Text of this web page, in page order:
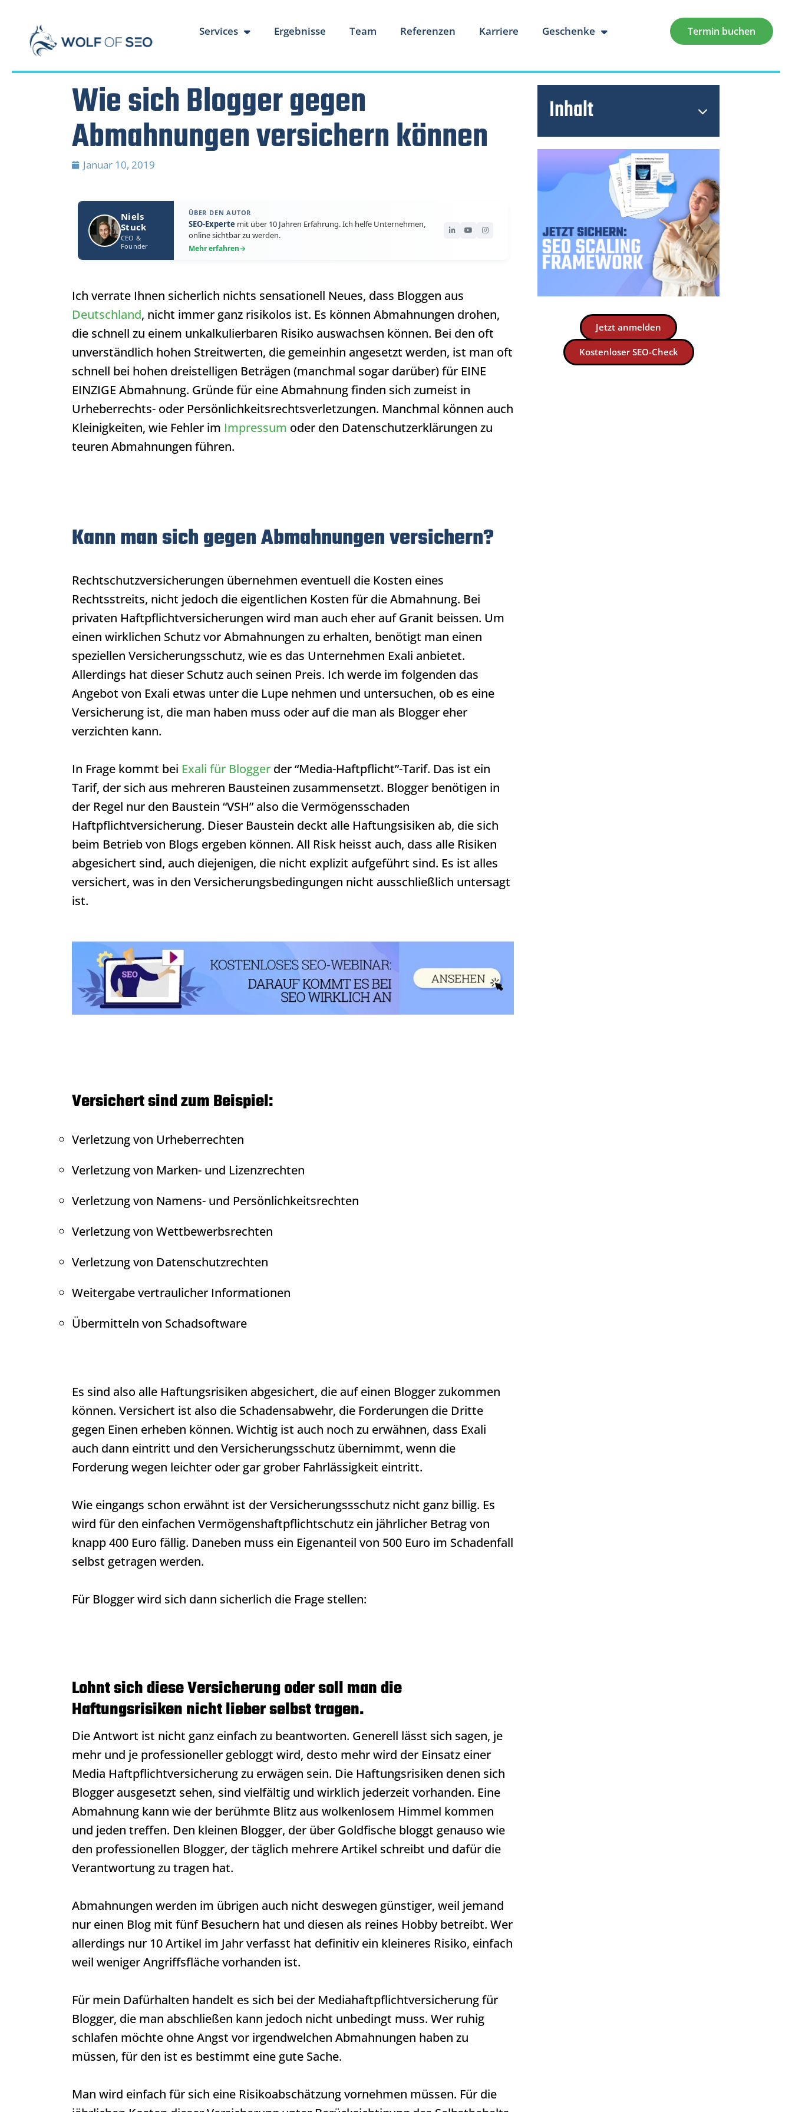
Services Ergebnisse Team Referenzen Karriere Geschenke Termin buchen
Wie sich Blogger gegen
Abmahnungen versichern können
Januar 10, 2019
Niels
Stuck
CEO &
Founder
ÜBER DEN AUTOR
SEO-Experte mit über 10 Jahren Erfahrung. Ich helfe Unternehmen,
online sichtbar zu werden.
Mehr erfahren→
Ich verrate Ihnen sicherlich nichts sensationell Neues, dass Bloggen aus
Deutschland, nicht immer ganz risikolos ist. Es können Abmahnungen drohen,
die schnell zu einem unkalkulierbaren Risiko auswachsen können. Bei den oft
unverständlich hohen Streitwerten, die gemeinhin angesetzt werden, ist man oft
schnell bei hohen dreistelligen Beträgen (manchmal sogar darüber) für EINE
EINZIGE Abmahnung. Gründe für eine Abmahnung finden sich zumeist in
Urheberrechts- oder Persönlichkeitsrechtsverletzungen. Manchmal können auch
Kleinigkeiten, wie Fehler im Impressum oder den Datenschutzerklärungen zu
teuren Abmahnungen führen.
Kann man sich gegen Abmahnungen versichern?
Rechtschutzversicherungen übernehmen eventuell die Kosten eines
Rechtsstreits, nicht jedoch die eigentlichen Kosten für die Abmahnung. Bei
privaten Haftpflichtversicherungen wird man auch eher auf Granit beissen. Um
einen wirklichen Schutz vor Abmahnungen zu erhalten, benötigt man einen
speziellen Versicherungsschutz, wie es das Unternehmen Exali anbietet.
Allerdings hat dieser Schutz auch seinen Preis. Ich werde im folgenden das
Angebot von Exali etwas unter die Lupe nehmen und untersuchen, ob es eine
Versicherung ist, die man haben muss oder auf die man als Blogger eher
verzichten kann.
In Frage kommt bei Exali für Blogger der “Media-Haftpflicht”-Tarif. Das ist ein
Tarif, der sich aus mehreren Bausteinen zusammensetzt. Blogger benötigen in
der Regel nur den Baustein “VSH” also die Vermögensschaden
Haftpflichtversicherung. Dieser Baustein deckt alle Haftungsisiken ab, die sich
beim Betrieb von Blogs ergeben können. All Risk heisst auch, dass alle Risiken
abgesichert sind, auch diejenigen, die nicht explizit aufgeführt sind. Es ist alles
versichert, was in den Versicherungsbedingungen nicht ausschließlich untersagt
ist.
Versichert sind zum Beispiel:
Verletzung von Urheberrechten
Verletzung von Marken- und Lizenzrechten
Verletzung von Namens- und Persönlichkeitsrechten
Verletzung von Wettbewerbsrechten
Verletzung von Datenschutzrechten
Weitergabe vertraulicher Informationen
Übermitteln von Schadsoftware
Es sind also alle Haftungsrisiken abgesichert, die auf einen Blogger zukommen
können. Versichert ist also die Schadensabwehr, die Forderungen die Dritte
gegen Einen erheben können. Wichtig ist auch noch zu erwähnen, dass Exali
auch dann eintritt und den Versicherungsschutz übernimmt, wenn die
Forderung wegen leichter oder gar grober Fahrlässigkeit eintritt.
Wie eingangs schon erwähnt ist der Versicherungssschutz nicht ganz billig. Es
wird für den einfachen Vermögenshaftpflichtschutz ein jährlicher Betrag von
knapp 400 Euro fällig. Daneben muss ein Eigenanteil von 500 Euro im Schadenfall
selbst getragen werden.
Für Blogger wird sich dann sicherlich die Frage stellen:
Lohnt sich diese Versicherung oder soll man die
Haftungsrisiken nicht lieber selbst tragen.
Die Antwort ist nicht ganz einfach zu beantworten. Generell lässt sich sagen, je
mehr und je professioneller gebloggt wird, desto mehr wird der Einsatz einer
Media Haftpflichtversicherung zu erwägen sein. Die Haftungsrisiken denen sich
Blogger ausgesetzt sehen, sind vielfältig und wirklich jederzeit vorhanden. Eine
Abmahnung kann wie der berühmte Blitz aus wolkenlosem Himmel kommen
und jeden treffen. Den kleinen Blogger, der über Goldfische bloggt genauso wie
den professionellen Blogger, der täglich mehrere Artikel schreibt und dafür die
Verantwortung zu tragen hat.
Abmahnungen werden im übrigen auch nicht deswegen günstiger, weil jemand
nur einen Blog mit fünf Besuchern hat und diesen als reines Hobby betreibt. Wer
allerdings nur 10 Artikel im Jahr verfasst hat definitiv ein kleineres Risiko, einfach
weil weniger Angriffsfläche vorhanden ist.
Für mein Dafürhalten handelt es sich bei der Mediahaftpflichtversicherung für
Blogger, die man abschließen kann jedoch nicht unbedingt muss. Wer ruhig
schlafen möchte ohne Angst vor irgendwelchen Abmahnungen haben zu
müssen, für den ist es bestimmt eine gute Sache.
Man wird einfach für sich eine Risikoabschätzung vornehmen müssen. Für die
Inhalt
Jetzt anmelden
Kostenloser SEO-Check